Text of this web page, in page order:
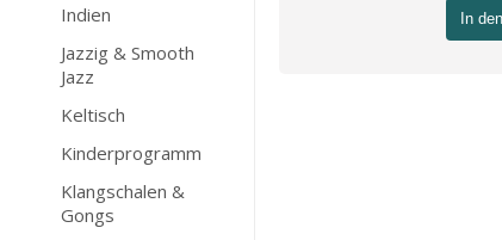
Indien
Jazzig & Smooth
Jazz
Keltisch
Kinderprogramm
Klangschalen &
Gongs
In